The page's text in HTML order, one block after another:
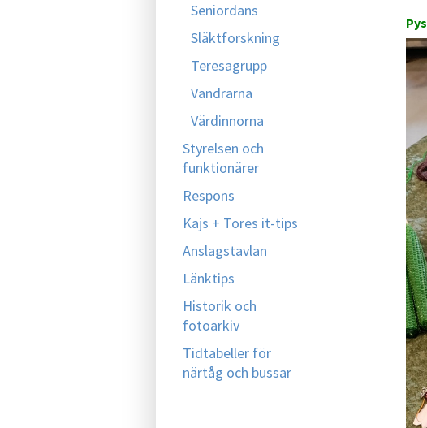
Seniordans
Släktforskning
Teresagrupp
Vandrarna
Värdinnorna
Styrelsen och
funktionärer
Respons
Kajs + Tores it-tips
Anslagstavlan
Länktips
Historik och
fotoarkiv
Tidtabeller för
närtåg och bussar